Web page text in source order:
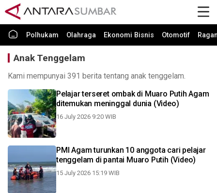
Polhukam Olahraga Ekonomi Bisnis Otomotif
Anak Tenggelam
Kami mempunyai 391 berita tentang anak tenggelam.
Pelajar terseret ombak di Muaro Putih Agam
ditemukan meninggal dunia (Video)
16 July 2026 9:20 WIB
PMI Agam turunkan 10 anggota cari pelajar
tenggelam di pantai Muaro Putih (Video)
15 July 2026 15:19 WIB